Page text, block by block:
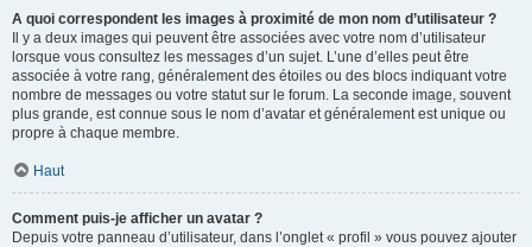
A quoi correspondent les images à proximité de mon nom d’utilisateur ?
Il y a deux images qui peuvent être associées avec votre nom d’utilisateur
lorsque vous consultez les messages d’un sujet. L’une d’elles peut être
associée à votre rang, généralement des étoiles ou des blocs indiquant votre
nombre de messages ou votre statut sur le forum. La seconde image, souvent
plus grande, est connue sous le nom d’avatar et généralement est unique ou
propre à chaque membre.
Haut
Comment puis-je afficher un avatar ?
Depuis votre panneau d’utilisateur, dans l’onglet « profil » vous pouvez ajouter